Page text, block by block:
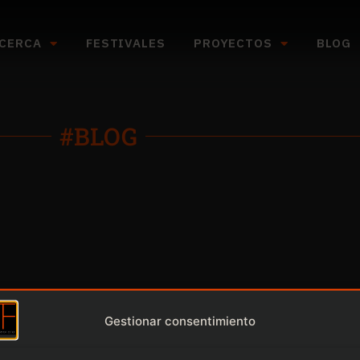
Gestionar consentimiento
FESTIVALES PROYECTOS BLOG
#BLOG